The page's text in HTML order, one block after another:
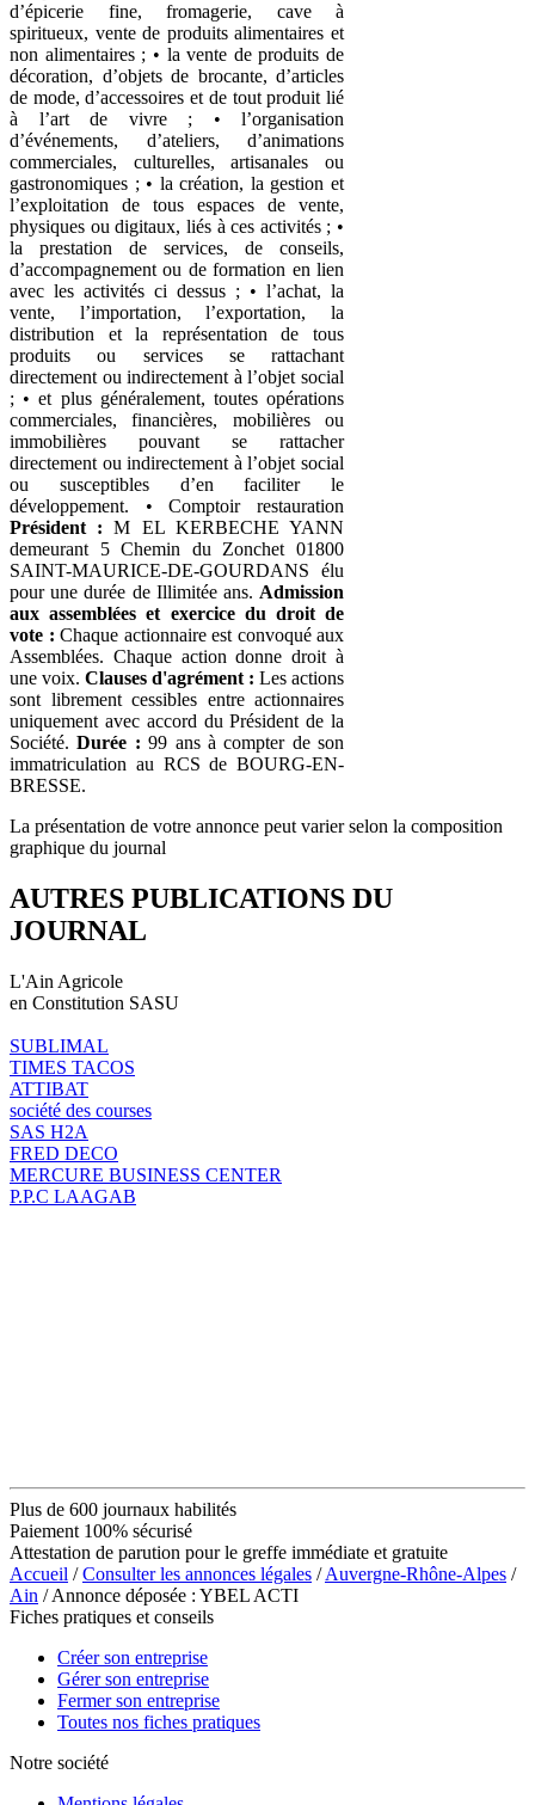
d’épicerie fine, fromagerie, cave à
spiritueux, vente de produits alimentaires et
non alimentaires ; • la vente de produits de
décoration, d’objets de brocante, d’articles
de mode, d’accessoires et de tout produit lié
à l’art de vivre ; • l’organisation
d’événements, d’ateliers, d’animations
commerciales, culturelles, artisanales ou
gastronomiques ; • la création, la gestion et
l’exploitation de tous espaces de vente,
physiques ou digitaux, liés à ces activités ; •
la prestation de services, de conseils,
d’accompagnement ou de formation en lien
avec les activités ci dessus ; • l’achat, la
vente, l’importation, l’exportation, la
distribution et la représentation de tous
produits ou services se rattachant
directement ou indirectement à l’objet social
; • et plus généralement, toutes opérations
commerciales, financières, mobilières ou
immobilières pouvant se rattacher
directement ou indirectement à l’objet social
ou susceptibles d’en faciliter le
développement. • Comptoir restauration
Président : M EL KERBECHE YANN
demeurant 5 Chemin du Zonchet 01800
SAINT-MAURICE-DE-GOURDANS élu
pour une durée de Illimitée ans. Admission
aux assemblées et exercice du droit de
vote : Chaque actionnaire est convoqué aux
Assemblées. Chaque action donne droit à
une voix. Clauses d'agrément : Les actions
sont librement cessibles entre actionnaires
uniquement avec accord du Président de la
Société.Durée : 99 ans à compter de son
immatriculation au RCS de BOURG-EN-
BRESSE.
La présentation de votre annonce peut varier selon la composition
graphique du journal
AUTRES PUBLICATIONS DU
JOURNAL
L'Ain Agricole
en Constitution SASU
SUBLIMAL
TIMES TACOS
ATTIBAT
société des courses
SAS H2A
FRED DECO
MERCURE BUSINESS CENTER
P.P.C LAAGAB
Plus de 600 journaux habilités
Paiement 100% sécurisé
Attestation de parution pour le greffe immédiate et gratuite
Accueil /Consulter les annonces légales /Auvergne-Rhône-Alpes /
Ain / Annonce déposée : YBEL ACTI
Fiches pratiques et conseils
Créer son entreprise
Gérer son entreprise
Fermer son entreprise
Toutes nos fiches pratiques
Notre société